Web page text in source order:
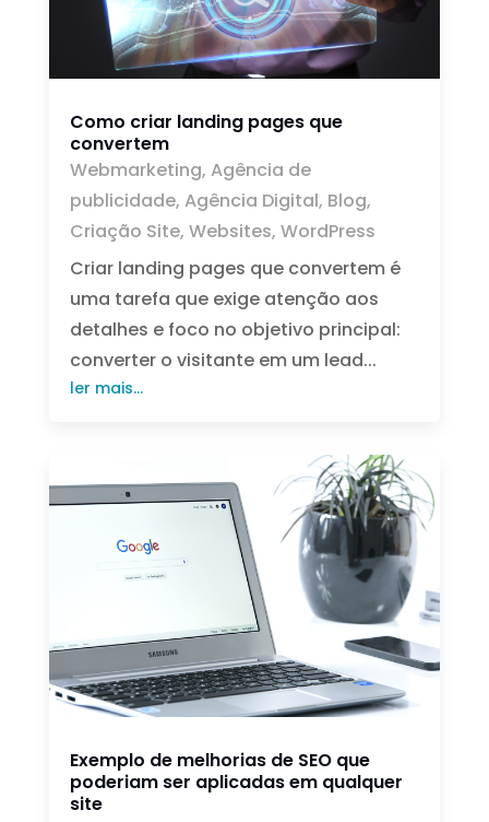
Como criar landing pages que
convertem
Webmarketing, Agência de
publicidade, Agência Digital, Blog,
Criação Site, Websites, WordPress
Criar landing pages que convertem é
uma tarefa que exige atenção aos
detalhes e foco no objetivo principal:
converter o visitante em um lead...
ler mais...
Exemplo de melhorias de SEO que
poderiam ser aplicadas em qualquer
site